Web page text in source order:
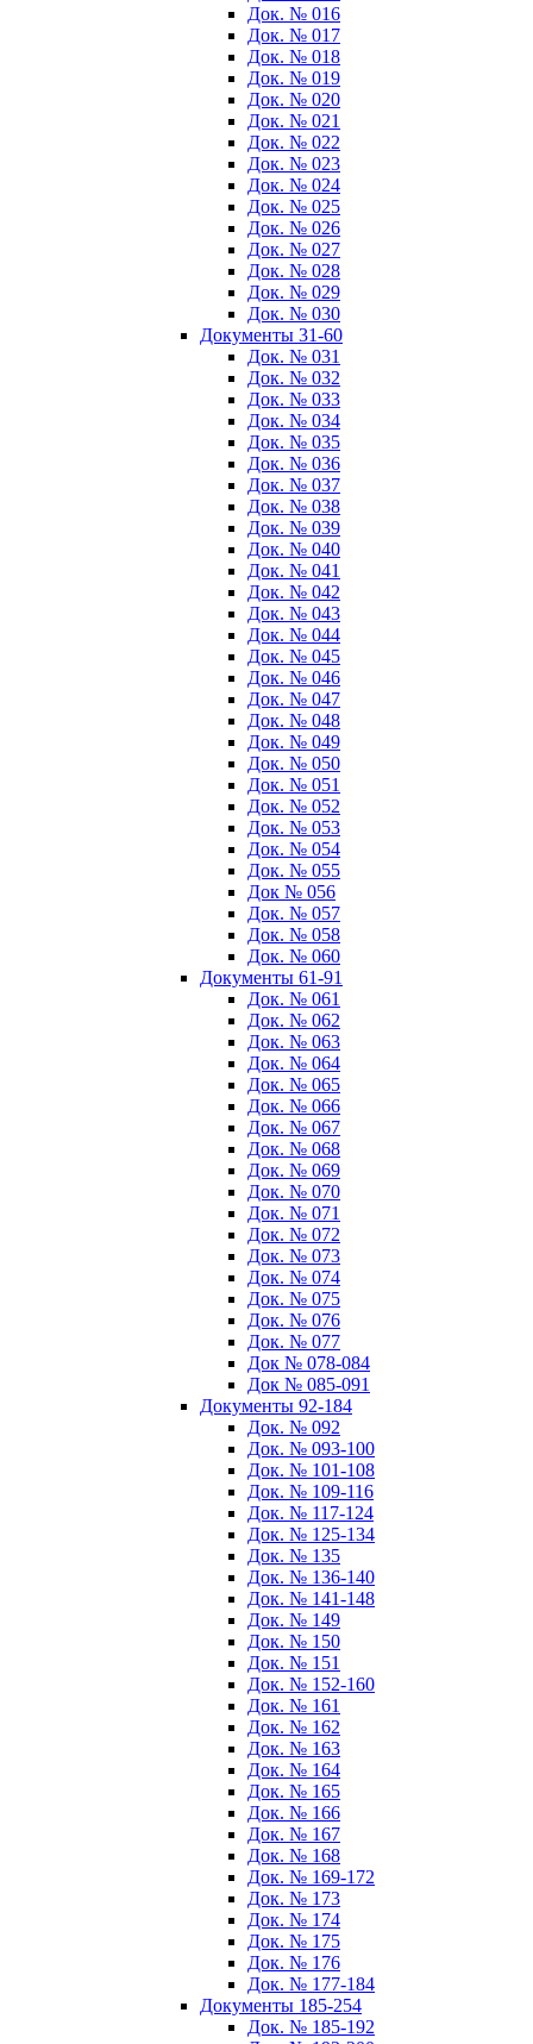
Док. № 016
Док. № 017
Док. № 018
Док. № 019
Док. № 020
Док. № 021
Док. № 022
Док. № 023
Док. № 024
Док. № 025
Док. № 026
Док. № 027
Док. № 028
Док. № 029
Док. № 030
Документы 31-60
Док. № 031
Док. № 032
Док. № 033
Док. № 034
Док. № 035
Док. № 036
Док. № 037
Док. № 038
Док. № 039
Док. № 040
Док. № 041
Док. № 042
Док. № 043
Док. № 044
Док. № 045
Док. № 046
Док. № 047
Док. № 048
Док. № 049
Док. № 050
Док. № 051
Док. № 052
Док. № 053
Док. № 054
Док. № 055
Док № 056
Док. № 057
Док. № 058
Док. № 060
Документы 61-91
Док. № 061
Док. № 062
Док. № 063
Док. № 064
Док. № 065
Док. № 066
Док. № 067
Док. № 068
Док. № 069
Док. № 070
Док. № 071
Док. № 072
Док. № 073
Док. № 074
Док. № 075
Док. № 076
Док. № 077
Док № 078-084
Док № 085-091
Документы 92-184
Док. № 092
Док. № 093-100
Док. № 101-108
Док. № 109-116
Док. № 117-124
Док. № 125-134
Док. № 135
Док. № 136-140
Док. № 141-148
Док. № 149
Док. № 150
Док. № 151
Док. № 152-160
Док. № 161
Док. № 162
Док. № 163
Док. № 164
Док. № 165
Док. № 166
Док. № 167
Док. № 168
Док. № 169-172
Док. № 173
Док. № 174
Док. № 175
Док. № 176
Док. № 177-184
Документы 185-254
Док. № 185-192